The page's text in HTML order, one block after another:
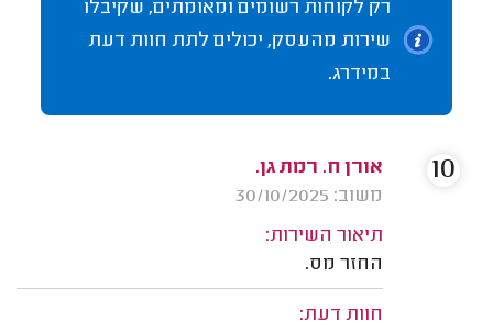
רק לקוחות רשומים ומאומתים, שקיבלו
שירות מהעסק, יכולים לתת חוות דעת
במידרג.
אורן ח. רמת גן.
משוב: 30/10/2025
תיאור השירות:
החזר מס.
חוות דעת:
10